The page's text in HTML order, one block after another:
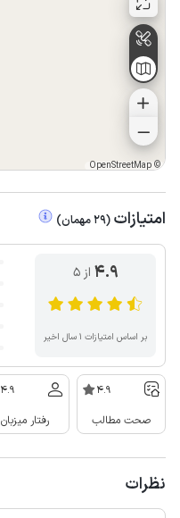
©
OpenStreetMap
امتیازات (
29مهمان)
4.9 از ۵
بر اساس امتیازات ۱ سال اخیر
4.9
صحت مطالب
4.9
رفتار میزبان
نظرات